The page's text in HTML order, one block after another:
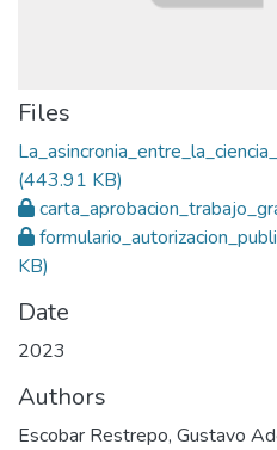
Files
(443.91 KB)
KB)
Date
2023
Authors
Escobar Restrepo, Gustavo